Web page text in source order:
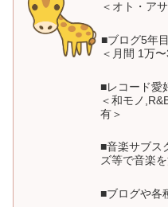
＜オト・ア
■ブログ5年目
＜月間 1万
■レコード愛
＜和モノ
有＞
■音楽サブス
ズ等で音楽
■ブログや各